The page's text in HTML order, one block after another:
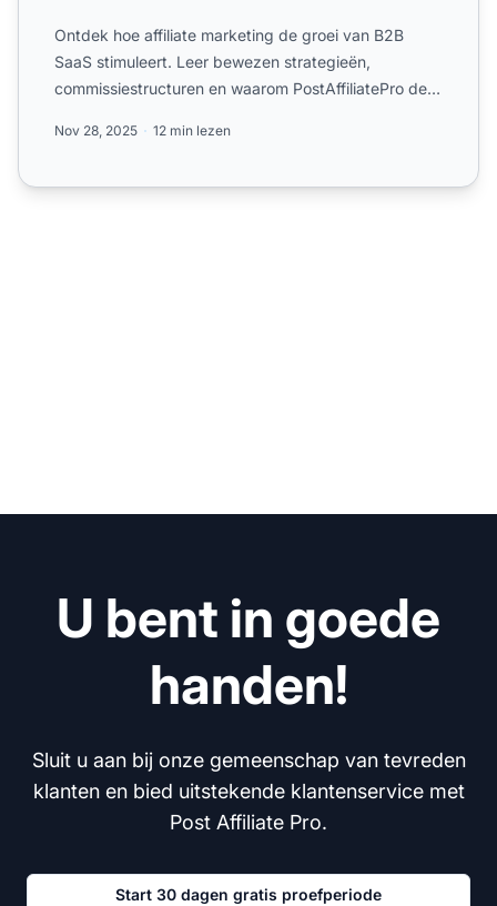
Ontdek hoe affiliate marketing de groei van B2B
SaaS stimuleert. Leer bewezen strategieën,
commissiestructuren en waarom PostAffiliatePro de
Nov 28, 2025 12 min lezen
U bent in goede
handen!
Sluit u aan bij onze gemeenschap van tevreden
klanten en bied uitstekende klantenservice met
Post Affiliate Pro.
Start 30 dagen gratis proefperiode